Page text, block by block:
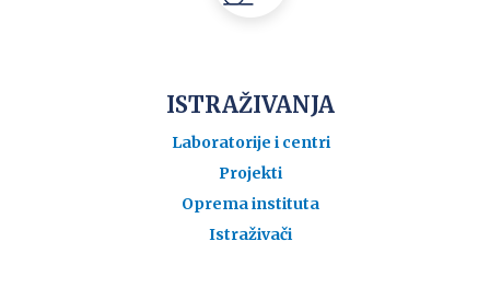
ISTRAŽIVANJA
Laboratorije i centri
Projekti
Oprema instituta
Istraživači